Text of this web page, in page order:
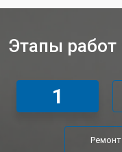
Этапы работ
1
Ремонт